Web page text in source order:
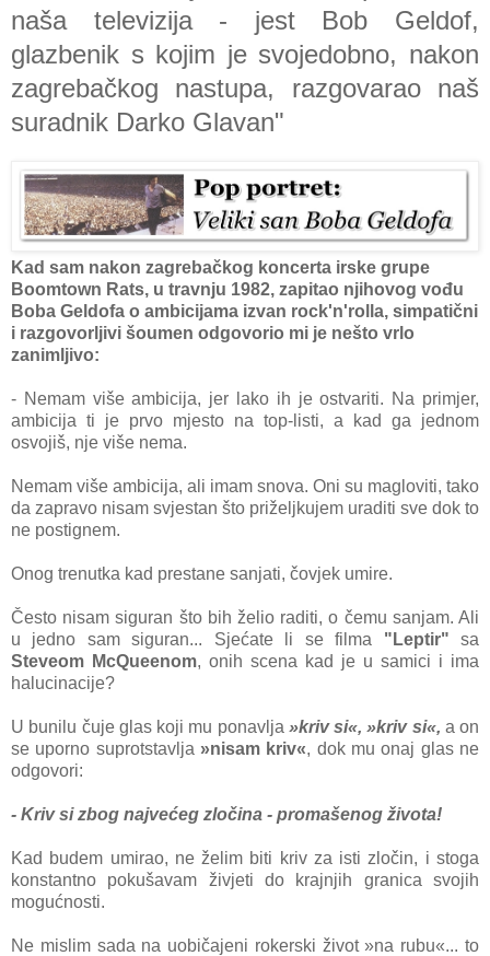
naša televizija - jest Bob Geldof,
glazbenik s kojim je svojedobno, nakon
zagrebačkog nastupa, razgovarao naš
suradnik Darko Glavan"
Kad sam nakon zagrebačkog koncerta irske grupe
Boomtown Rats, u travnju 1982, zapitao njihovog vođu
Boba Geldofa o ambicijama izvan rock'n'rolla, simpatični
i razgovorljivi šoumen odgovorio mi je nešto vrlo
zanimljivo:
- Nemam više ambicija, jer lako ih je ostvariti. Na primjer,
ambicija ti je prvo mjesto na top-listi, a kad ga jednom
osvojiš, nje više nema.
Nemam više ambicija, ali imam snova. Oni su magloviti, tako
da zapravo nisam svjestan što priželjkujem uraditi sve dok to
ne postignem.
Onog trenutka kad prestane sanjati, čovjek umire.
Često nisam siguran što bih želio raditi, o čemu sanjam. Ali
u jedno sam siguran... Sjećate li se filma "Leptir" sa
Steveom McQueenom, onih scena kad je u samici i ima
halucinacije?
U bunilu čuje glas koji mu ponavlja »kriv si«, »kriv si«, a on
se uporno suprotstavlja »nisam kriv«, dok mu onaj glas ne
odgovori:
- Kriv si zbog najvećeg zločina - promašenog života!
Kad budem umirao, ne želim biti kriv za isti zločin, i stoga
konstantno pokušavam živjeti do krajnjih granica svojih
mogućnosti.
Ne mislim sada na uobičajeni rokerski život »na rubu«... to